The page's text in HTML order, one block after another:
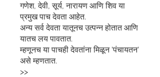
गणेश, देवी, सूर्य, नारायण आणि शिव या
प्रमुख पाच देवता आहेत.
अन्य सर्व देवता यातूनच उत्पन्न होतात आणि
यातच लय पावतात.
म्हणूनच या पाचही देवतांना मिळून 'पंचायतन'
असे म्हणतात.
>>